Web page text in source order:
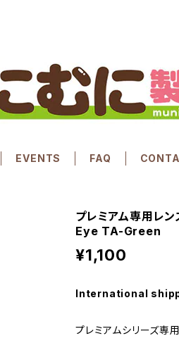
EVENTS FAQ
プレミアム専用レ
Eye TA-Green
¥1,100
International
プレミアムシリーズ専